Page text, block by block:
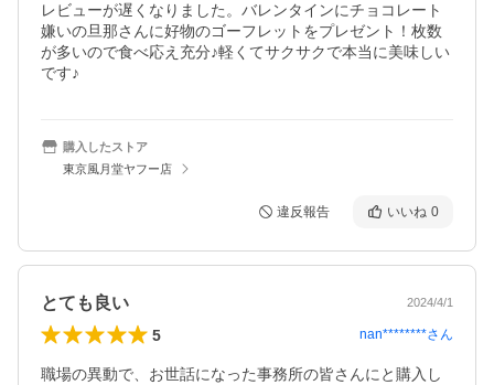
レビューが遅くなりました。バレンタインにチョコレート
嫌いの旦那さんに好物のゴーフレットをプレゼント！枚数
が多いので食べ応え充分♪軽くてサクサクで本当に美味しい
です♪
購入したストア
東京風月堂ヤフー店
違反報告 いいね 0
とても良い 2024/4/1
5 nan********さん
職場の異動で、お世話になった事務所の皆さんにと購入し